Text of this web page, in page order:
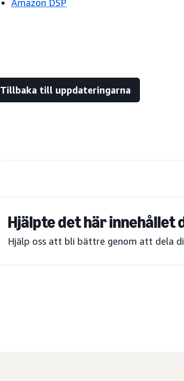
Amazon DSP
Tillbaka till uppdateringarna
Hjälpte det här innehållet
Hjälp oss att bli bättre genom att dela